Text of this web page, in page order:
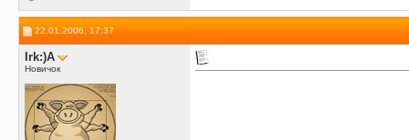
22.01.2006, 17:37
Irk:)A
Новичок